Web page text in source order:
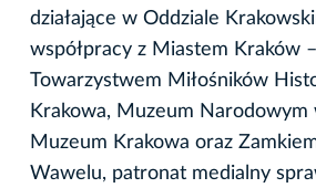
działające w Oddziale
współpracy z Miastem Kraków
Towarzystwem Miłośników
Krakowa, Muzeum Narodowym
Muzeum Krakowa oraz
Wawelu, patronat medialny